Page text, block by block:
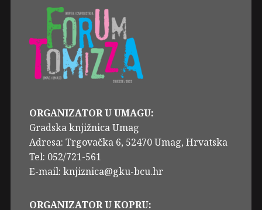
ORGANIZATOR U UMAGU:
Gradska knjižnica Umag
Adresa: Trgovačka 6, 52470 Umag, Hrvatska
Tel: 052/721-561
E-mail: knjiznica@gku-bcu.hr
ORGANIZATOR U KOPRU: